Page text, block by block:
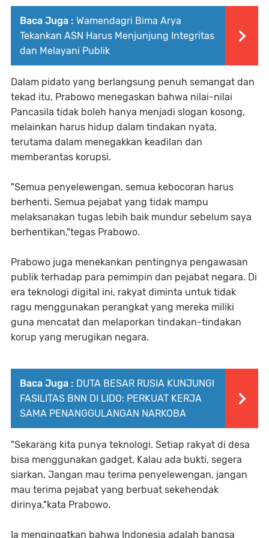
Baca Juga : Wamendagri Bima Arya
Tekankan ASN Harus Menjunjung Integritas
dan Melayani Publik
Dalam pidato yang berlangsung penuh semangat dan
tekad itu, Prabowo menegaskan bahwa nilai-nilai
Pancasila tidak boleh hanya menjadi slogan kosong,
melainkan harus hidup dalam tindakan nyata,
terutama dalam menegakkan keadilan dan
memberantas korupsi.
"Semua penyelewengan, semua kebocoran harus
berhenti. Semua pejabat yang tidak mampu
melaksanakan tugas lebih baik mundur sebelum saya
berhentikan,"tegas Prabowo.
Prabowo juga menekankan pentingnya pengawasan
publik terhadap para pemimpin dan pejabat negara. Di
era teknologi digital ini, rakyat diminta untuk tidak
ragu menggunakan perangkat yang mereka miliki
guna mencatat dan melaporkan tindakan-tindakan
korup yang merugikan negara.
Baca Juga : DUTA BESAR RUSIA KUNJUNGI
FASILITAS BNN DI LIDO: PERKUAT KERJA
SAMA PENANGGULANGAN NARKOBA
"Sekarang kita punya teknologi. Setiap rakyat di desa
bisa menggunakan gadget. Kalau ada bukti, segera
siarkan. Jangan mau terima penyelewengan, jangan
mau terima pejabat yang berbuat sekehendak
dirinya,"kata Prabowo.
Ia mengingatkan bahwa Indonesia adalah bangsa